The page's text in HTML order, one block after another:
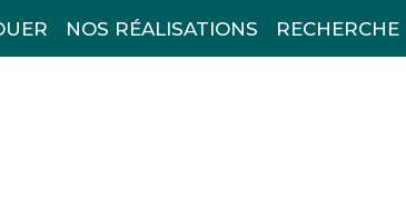
NOS RÉALISATIONS RECHERCHE